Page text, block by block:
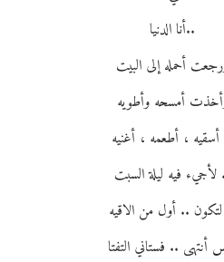
..أنا الدنيا
أحمله إلى البيت
أمسحه وأطويه
، أطعمه ، أغنيه
فيه ليلة السبت
.. أول من الاقيه
أنتهى .. فستاني التفتا